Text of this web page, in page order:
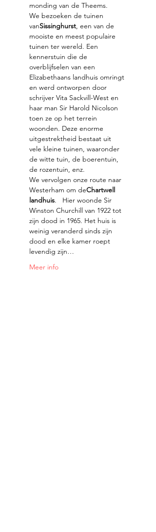
monding van de Theems.
We bezoeken de tuinen
vanSissinghurst, een van de
mooiste en meest populaire
tuinen ter wereld. Een
kennerstuin die de
overblijfselen van een
Elizabethaans landhuis omringt
en werd ontworpen door
schrijver Vita Sackvill-West en
haar man Sir Harold Nicolson
toen ze op het terrein
woonden. Deze enorme
uitgestrektheid bestaat uit
vele kleine tuinen, waaronder
de witte tuin, de boerentuin,
de rozentuin, enz.
We vervolgen onze route naar
Westerham om deChartwell
landhuis.   Hier woonde Sir
Winston Churchill van 1922 tot
zijn dood in 1965. Het huis is
weinig veranderd sinds zijn
dood en elke kamer roept
levendig zijn…
Meer info